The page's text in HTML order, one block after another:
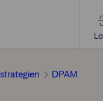
DPAM